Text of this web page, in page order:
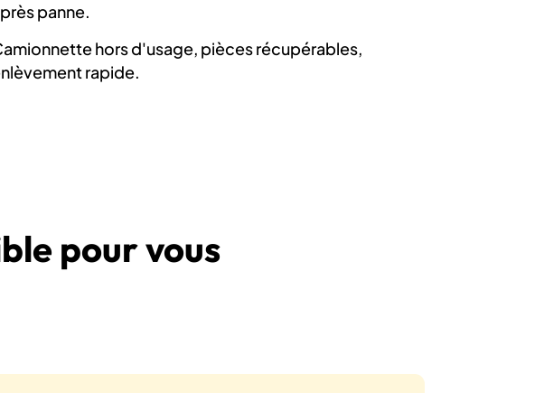
panne.
hors d'usage, pièces récupérables,
rapide.
pour vous